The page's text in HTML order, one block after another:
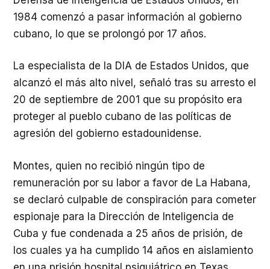
1984 comenzó a pasar información al gobierno
cubano, lo que se prolongó por 17 años.
La especialista de la DIA de Estados Unidos, que
alcanzó el más alto nivel, señaló tras su arresto el
20 de septiembre de 2001 que su propósito era
proteger al pueblo cubano de las políticas de
agresión del gobierno estadounidense.
Montes, quien no recibió ningún tipo de
remuneración por su labor a favor de La Habana,
se declaró culpable de conspiración para cometer
espionaje para la Dirección de Inteligencia de
Cuba y fue condenada a 25 años de prisión, de
los cuales ya ha cumplido 14 años en aislamiento